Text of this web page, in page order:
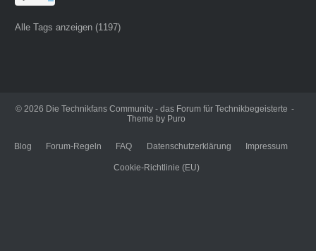
Alle Tags anzeigen (1197)
© 2026 Die Technikfans Community - das Forum für Technikbegeisterte
Theme by Puro
Blog Forum-Regeln FAQ Datenschutzerklärung Impressum
Cookie-Richtlinie (EU)